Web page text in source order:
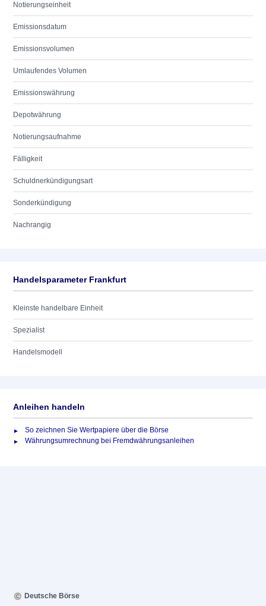
Notierungseinheit
Emissionsdatum
Emissionsvolumen
Umlaufendes Volumen
Emissionswährung
Depotwährung
Notierungsaufnahme
Fälligkeit
Schuldnerkündigungsart
Sonderkündigung
Nachrangig
Handelsparameter Frankfurt
Kleinste handelbare Einheit
Spezialist
Handelsmodell
Anleihen handeln
So zeichnen Sie Wertpapiere über die Börse
Währungsumrechnung bei Fremdwährungsanleihen
Deutsche Börse